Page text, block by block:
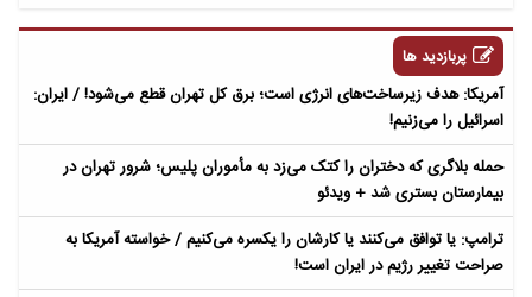
پربازدید ها
آمریکا: هدف زیرساخت‌های انرژی است؛ برق کل تهران قطع می‌شود! / ایران:
اسرائیل را می‌زنیم!
حمله بلاگری که دختران را کتک می‌زد به مأموران پلیس؛ شرور تهران در
بیمارستان بستری شد + ویدئو
ترامپ: یا توافق می‌کنند یا کارشان را یکسره می‌کنیم / خواسته آمریکا به
صراحت تغییر رژیم در ایران است!